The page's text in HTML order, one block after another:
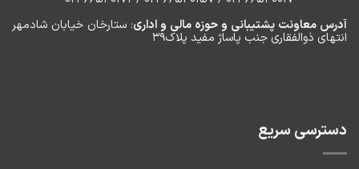
آدرس معاونت پشتیبانی و حوزه مالی و اداری: ستارخان خیابان شادمهر
انتهای ذوالفقاری جنب پاساژ مفید پلاک۳۹
دسترسی سریع